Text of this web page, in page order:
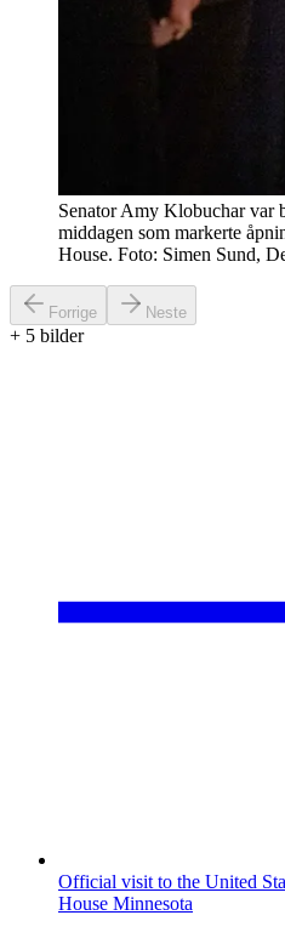
Senator Amy Klobuchar var
middagen som markerte
House. Foto: Simen Sund,
Forrige Neste
+ 5 bilder
Official visit to the United
House Minnesota